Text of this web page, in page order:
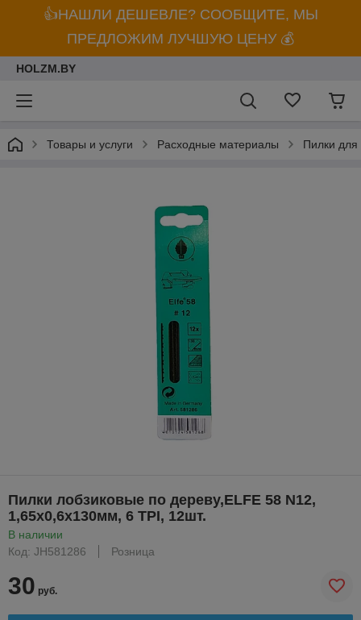
👍НАШЛИ ДЕШЕВЛЕ? СООБЩИТЕ, МЫ
ПРЕДЛОЖИМ ЛУЧШУЮ ЦЕНУ 💰
HOLZM.BY
Товары и услуги Расходные материалы Пилки для
Пилки лобзиковые по дереву,ELFE 58 N12,
1,65x0,6х130мм, 6 TPI, 12шт.
В наличии
Код: JH581286
Розница
30 руб.